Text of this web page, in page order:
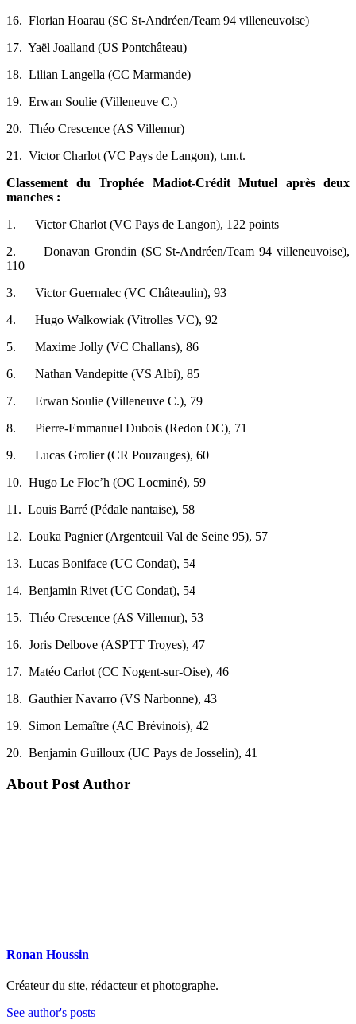
16. Florian Hoarau (SC St-Andréen/Team 94 villeneuvoise)
17. Yaël Joalland (US Pontchâteau)
18. Lilian Langella (CC Marmande)
19. Erwan Soulie (Villeneuve C.)
20. Théo Crescence (AS Villemur)
21. Victor Charlot (VC Pays de Langon), t.m.t.
Classement du Trophée Madiot-Crédit Mutuel après deux
manches :
1.
Victor Charlot (VC Pays de Langon), 122 points
2.
Donavan Grondin (SC St-Andréen/Team 94 villeneuvoise),
110
3.
Victor Guernalec (VC Châteaulin), 93
4.
Hugo Walkowiak (Vitrolles VC), 92
5.
Maxime Jolly (VC Challans), 86
6.
Nathan Vandepitte (VS Albi), 85
7.
Erwan Soulie (Villeneuve C.), 79
8.
Pierre-Emmanuel Dubois (Redon OC), 71
9.
Lucas Grolier (CR Pouzauges), 60
10. Hugo Le Floc’h (OC Locminé), 59
11. Louis Barré (Pédale nantaise), 58
12. Louka Pagnier (Argenteuil Val de Seine 95), 57
13. Lucas Boniface (UC Condat), 54
14. Benjamin Rivet (UC Condat), 54
15. Théo Crescence (AS Villemur), 53
16. Joris Delbove (ASPTT Troyes), 47
17. Matéo Carlot (CC Nogent-sur-Oise), 46
18. Gauthier Navarro (VS Narbonne), 43
19. Simon Lemaître (AC Brévinois), 42
20. Benjamin Guilloux (UC Pays de Josselin), 41
About Post Author
Ronan Houssin
Créateur du site, rédacteur et photographe.
See author's posts